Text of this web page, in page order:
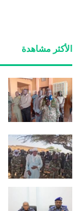
الأكثر مشاهدة